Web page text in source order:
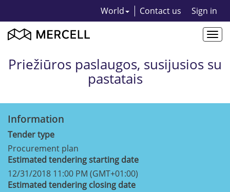
World Contact us Sign in
Priežiūros paslaugos, susijusios su
pastatais
Information
Tender type
Procurement plan
Estimated tendering starting date
12/31/2018 11:00 PM (GMT+01:00)
Estimated tendering closing date